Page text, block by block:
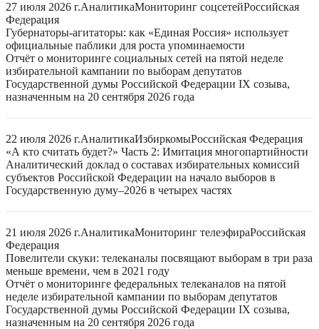
27 июля 2026 г.АналитикаМониторинг соцсетейРоссийская
Федерация
Губернаторы-агитаторы: как «Единая Россия» использует
официальные паблики для роста упоминаемости
Отчёт о мониторинге социальных сетей на пятой неделе
избирательной кампании по выборам депутатов
Государственной думы Российской Федерации IX созыва,
назначенным на 20 сентября 2026 года
22 июля 2026 г.АналитикаИзбиркомыРоссийская Федерация
«А кто считать будет?» Часть 2: Имитация многопартийности
Аналитический доклад о составах избирательных комиссий
субъектов Российской Федерации на начало выборов в
Государственную думу–2026 в четырех частях
21 июля 2026 г.АналитикаМониторинг телеэфираРоссийская
Федерация
Повелители скуки: телеканалы посвящают выборам в три раза
меньше времени, чем в 2021 году
Отчёт о мониторинге федеральных телеканалов на пятой
неделе избирательной кампании по выборам депутатов
Государственной думы Российской Федерации IX созыва,
назначенным на 20 сентября 2026 года